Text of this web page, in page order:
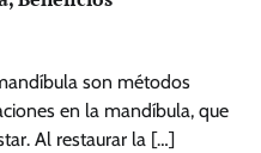
son métodos
en la mandíbula, que
Al restaurar la […]